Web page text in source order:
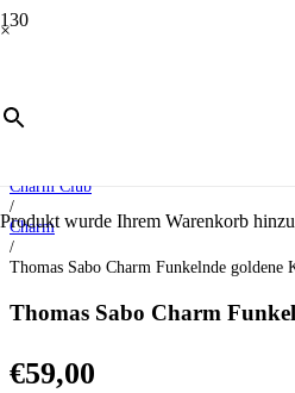
×
Produkt wurde Ihrem Warenkorb
Start
/
Charm Club
/
Charm
/
Thomas Sabo Charm Funkelnde goldene
Thomas Sabo Charm
€59,00